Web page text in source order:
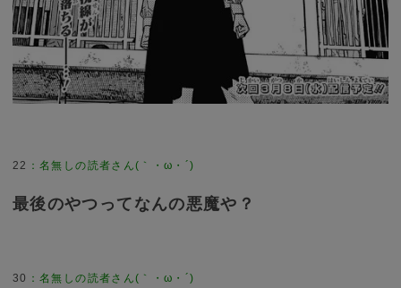
22 ：名無しの読者さん(｀・ω・´)
最後のやつってなんの悪魔や？
30 ：名無しの読者さん(｀・ω・´)